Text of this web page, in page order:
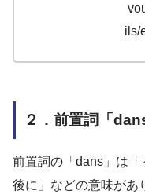
ils/
２．前置詞「
前置詞の「dans」は
後に」などの意味があ